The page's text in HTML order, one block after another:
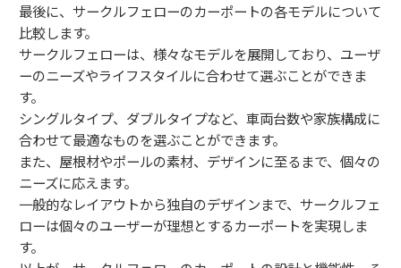
最後に、サークルフェローのカーポートの各モデルについて
比較します。
サークルフェローは、様々なモデルを展開しており、ユーザ
ーのニーズやライフスタイルに合わせて選ぶことができま
す。
シングルタイプ、ダブルタイプなど、車両台数や家族構成に
合わせて最適なものを選ぶことができます。
また、屋根材やポールの素材、デザインに至るまで、個々の
ニーズに応えます。
一般的なレイアウトから独自のデザインまで、サークルフェ
ローは個々のユーザーが理想とするカーポートを実現しま
す。